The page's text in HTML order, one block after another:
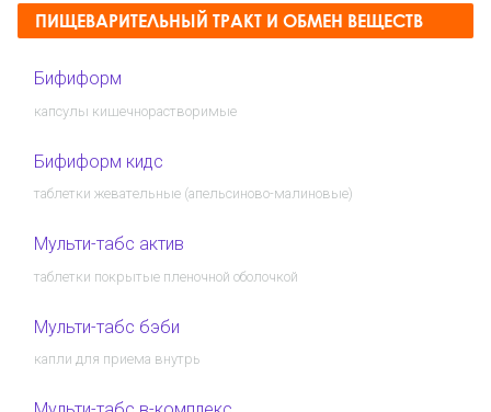
ПИЩЕВАРИТЕЛЬНЫЙ ТРАКТ И ОБМЕН ВЕЩЕСТВ
Бифиформ
капсулы кишечнорастворимые
Бифиформ кидс
таблетки жевательные (апельсиново-малиновые)
Мульти-табс актив
таблетки покрытые пленочной оболочкой
Мульти-табс бэби
капли для приема внутрь